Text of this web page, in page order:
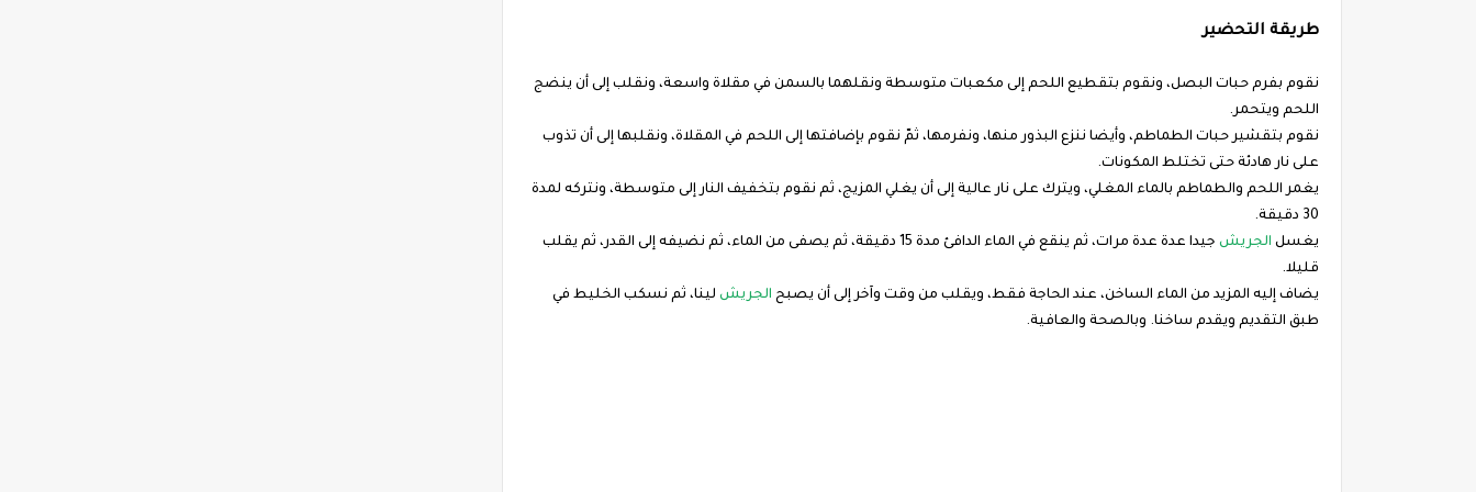
طريقة التحضير
نقوم بفرم حبات البصل، ونقوم بتقطيع اللحم إلى مكعبات متوسطة ونقلهما بالسمن في مقلاة واسعة، ونقلب إلى أن ينضج
اللحم ويتحمر.
نقوم بتقشير حبات الطماطم، وأيضا ننزع البذور منها، ونفرمها، ثمّ نقوم بإضافتها إلى اللحم في المقلاة، ونقلبها إلى أن تذوب
على نار هادئة حتى تختلط المكونات.
يغمر اللحم والطماطم بالماء المغلي، ويترك على نار عالية إلى أن يغلي المزيج، ثم نقوم بتخفيف النار إلى متوسطة، ونتركه لمدة
30 دقيقة.
يغسل الجريش
جيدا عدة عدة مرات، ثم ينقع في الماء الدافئ مدة 15 دقيقة، ثم يصفى من الماء، ثم نضيفه إلى القدر، ثم يقلب
قليلا.
يضاف إليه المزيد من الماء الساخن، عند الحاجة فقط، ويقلب من وقت وآخر إلى أن يصبح الجريش لينا، ثم نسكب الخليط في
طبق التقديم ويقدم ساخنا. وبالصحة والعافية.